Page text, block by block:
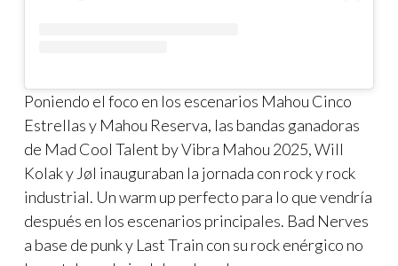
Poniendo el foco en los escenarios Mahou Cinco
Estrellas y Mahou Reserva, las bandas ganadoras
de Mad Cool Talent by Vibra Mahou 2025, Will
Kolak y Jøl inauguraban la jornada con rock y rock
industrial. Un warm up perfecto para lo que vendría
después en los escenarios principales. Bad Nerves
a base de punk y Last Train con su rock enérgico no